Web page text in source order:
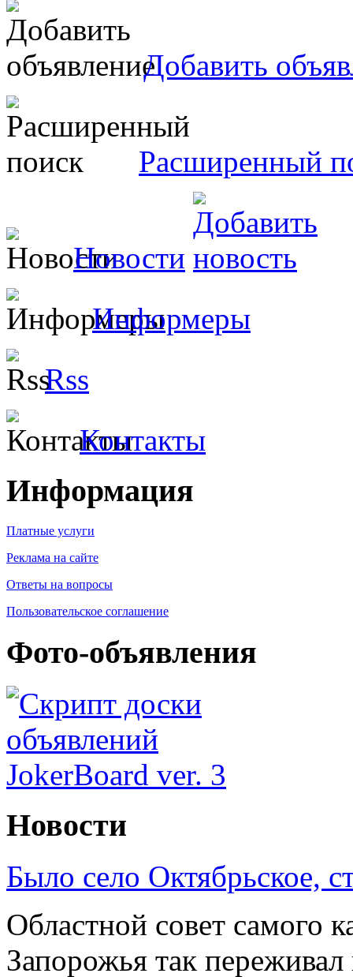
Добавить
Расширенный
Новости
Информеры
Rss
Контакты
Информация
Платные услуги
Реклама на сайте
Ответы на вопросы
Пользовательское соглашение
Фото-объявления
Новости
Было село Октябрьское,
Областной совет самого
Запорожья так